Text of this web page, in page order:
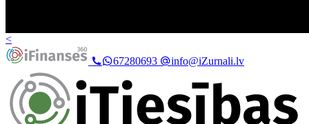
<
67280693
info@iZurnali.lv